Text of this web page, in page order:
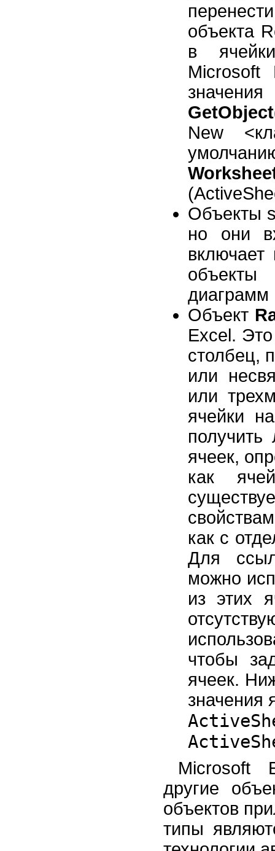
объекта
в
Microsoft
New
Объекты
но они
диаграмм
Объект
Excel.
столбец,
или
или
ячейки
получить
ячеек,
как
как с
Для
можно
из этих
чтобы
ячеек.
значения
Microsoft
другие
объектов
типы